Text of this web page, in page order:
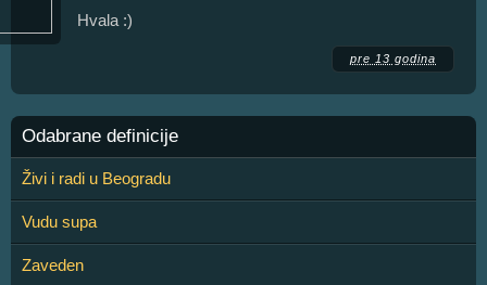
Hvala :)
pre 13 godina
Odabrane definicije
Živi i radi u Beogradu
Vudu supa
Zaveden